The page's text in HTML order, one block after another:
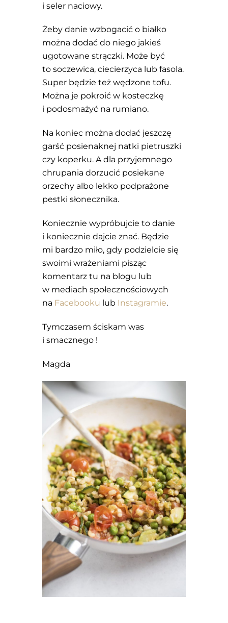
i seler naciowy.
Żeby danie wzbogacić o białko
można dodać do niego jakieś
ugotowane strączki. Może być
to soczewica, ciecierzyca lub fasola.
Super będzie też wędzone tofu.
Można je pokroić w kosteczkę
i podosmażyć na rumiano.
Na koniec można dodać jeszczę
garść posienaknej natki pietruszki
czy koperku. A dla przyjemnego
chrupania dorzucić posiekane
orzechy albo lekko podprażone
pestki słonecznika.
Koniecznie wypróbujcie to danie
i koniecznie dajcie znać. Będzie
mi bardzo miło, gdy podzielcie się
swoimi wrażeniami pisząc
komentarz tu na blogu lub
w mediach społecznościowych
na Facebooku lub Instagramie.
Tymczasem ściskam was
i smacznego !
Magda